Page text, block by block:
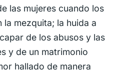
las mujeres cuando los
la mezquita; la huida a
de los abusos y las
y de un matrimonio
hallado de manera